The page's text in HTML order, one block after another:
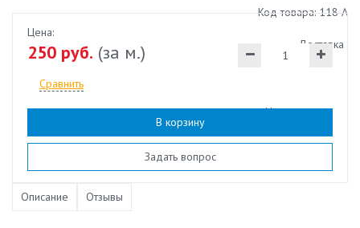
Наличие:есть
Код товара: 118 А
Доставка
Цена:
250 руб. (за м.)
Сравнить
В корзину
Задать вопрос
Описание Отзывы